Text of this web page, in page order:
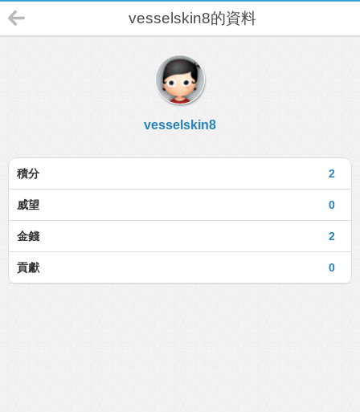
vesselskin8的資料
vesselskin8
2
積分
0
威望
2
金錢
0
貢獻